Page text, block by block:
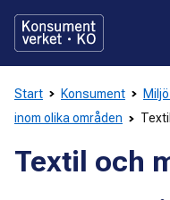
direkt
innehållet
Start Konsument
inom olika områden
Textil och